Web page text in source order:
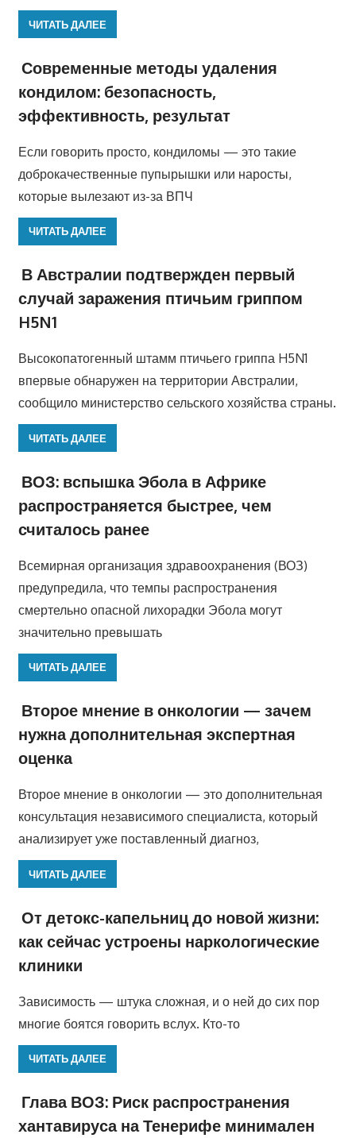
ЧИТАТЬ ДАЛЕЕ
Современные методы удаления
кондилом: безопасность,
эффективность, результат
Если говорить просто, кондиломы — это такие
доброкачественные пупырышки или наросты,
которые вылезают из-за ВПЧ
ЧИТАТЬ ДАЛЕЕ
В Австралии подтвержден первый
случай заражения птичьим гриппом
H5N1
Высокопатогенный штамм птичьего гриппа H5N1
впервые обнаружен на территории Австралии,
сообщило министерство сельского хозяйства страны.
ЧИТАТЬ ДАЛЕЕ
ВОЗ: вспышка Эбола в Африке
распространяется быстрее, чем
считалось ранее
Всемирная организация здравоохранения (ВОЗ)
предупредила, что темпы распространения
смертельно опасной лихорадки Эбола могут
значительно превышать
ЧИТАТЬ ДАЛЕЕ
Второе мнение в онкологии — зачем
нужна дополнительная экспертная
оценка
Второе мнение в онкологии — это дополнительная
консультация независимого специалиста, который
анализирует уже поставленный диагноз,
ЧИТАТЬ ДАЛЕЕ
От детокс-капельниц до новой жизни:
как сейчас устроены наркологические
клиники
Зависимость — штука сложная, и о ней до сих пор
многие боятся говорить вслух. Кто-то
ЧИТАТЬ ДАЛЕЕ
Глава ВОЗ: Риск распространения
хантавируса на Тенерифе минимален